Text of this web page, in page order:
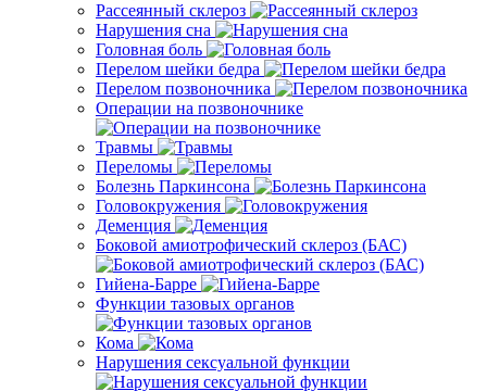
Рассеянный склероз
Нарушения сна
Головная боль
Перелом шейки бедра
Перелом позвоночника
Операции на позвоночнике
Травмы
Переломы
Болезнь Паркинсона
Головокружения
Деменция
Боковой амиотрофический склероз (БАС)
Гийена-Барре
Функции тазовых органов
Кома
Нарушения сексуальной функции